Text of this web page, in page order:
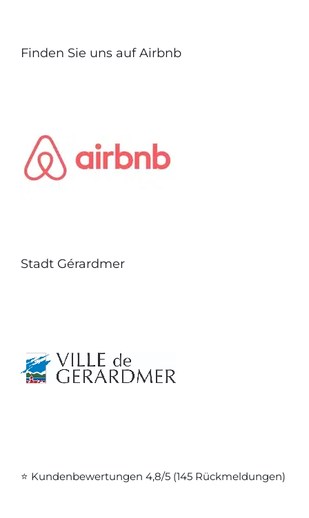
Finden Sie uns auf Airbnb
Stadt Gérardmer
⭐ Kundenbewertungen 4,8/5 (145 Rückmeldungen)